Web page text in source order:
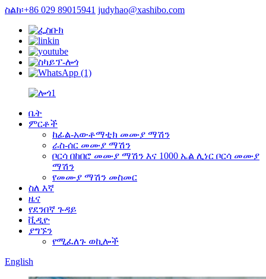
ስልክ፡+86 029 89015941 judyhao@xashibo.com
ቤት
ምርቶች
ከፊል-አውቶማቲክ መሙያ ማሽን
ራስ-ሰር መሙያ ማሽን
ቦርሳ በከበሮ መሙያ ማሽን እና 1000 ኤል ሊነር ቦርሳ መሙያ
ማሽን
የመሙያ ማሽን መስመር
ስለ እኛ
ዜና
የደንበኛ ጉዳይ
ቪዲዮ
ያግኙን
የሚፈለጉ ወኪሎች
English